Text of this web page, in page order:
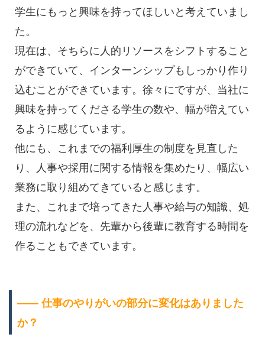
学生にもっと興味を持ってほしいと考えていまし
た。
現在は、そちらに人的リソースをシフトすること
ができていて、インターンシップもしっかり作り
込むことができています。徐々にですが、当社に
興味を持ってくださる学生の数や、幅が増えてい
るように感じています。
他にも、これまでの福利厚生の制度を見直した
り、人事や採用に関する情報を集めたり、幅広い
業務に取り組めてきていると感じます。
また、これまで培ってきた人事や給与の知識、処
理の流れなどを、先輩から後輩に教育する時間を
作ることもできています。
―― 仕事のやりがいの部分に変化はありました
か？